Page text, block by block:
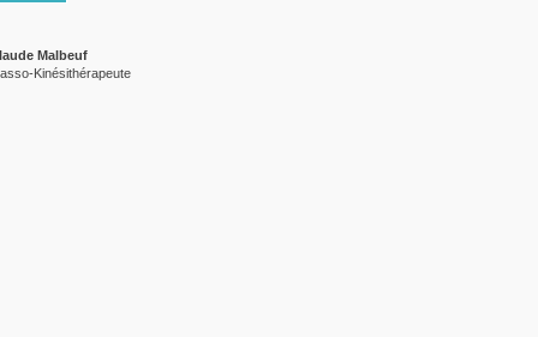
Malbeuf
Kinésithérapeute